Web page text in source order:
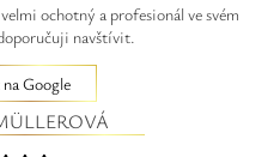
ochotný a profesionál ve svém
navštívit.
Google